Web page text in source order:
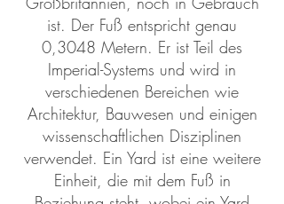
ist. Der Fuß entspricht genau
0,3048 Metern. Er ist Teil des
Imperial-Systems und wird in
verschiedenen Bereichen wie
Architektur, Bauwesen und einigen
wissenschaftlichen Disziplinen
verwendet. Ein Yard ist eine weitere
Einheit, die mit dem Fuß in